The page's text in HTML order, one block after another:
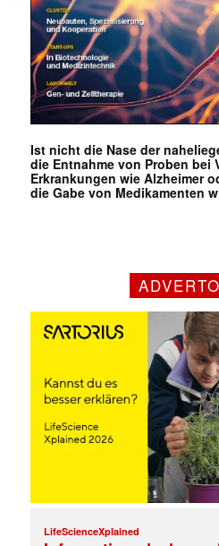
Mit dem
jede Woche
Mail
Ist nicht die Nase der
die Entnahme von Proben bei
Erkrankungen wie Alzheimer
die Gabe von Medikamenten
LifeScienceXplained